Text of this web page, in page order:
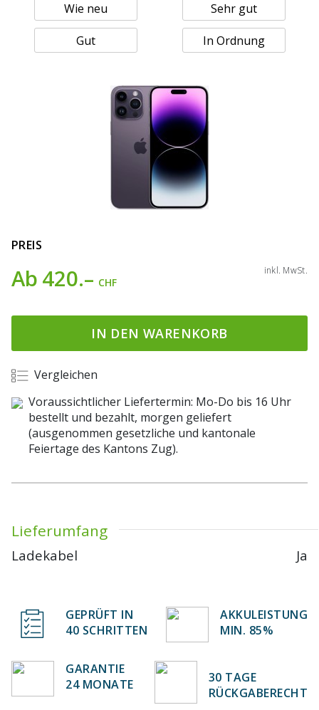
Wie neu
Sehr gut
Gut In Ordnung
Lieferumfang
Ladekabel Ja
GEPRÜFT IN
40 SCHRITTEN
AKKULEISTUNG
MIN. 85%
GARANTIE
24 MONATE
30 TAGE
RÜCKGABERECHT
PREIS
Ab 420.– CHF
inkl. MwSt.
IN DEN WARENKORB
Vergleichen
Voraussichtlicher Liefertermin: Mo-Do bis 16 Uhr
bestellt und bezahlt, morgen geliefert
(ausgenommen gesetzliche und kantonale
Feiertage des Kantons Zug).